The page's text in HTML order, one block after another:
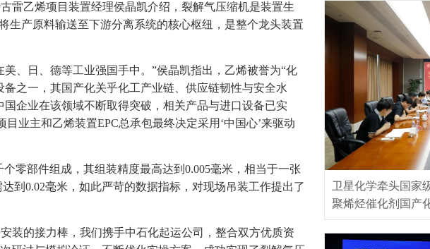
雷乙烯项目装置经理侯晶凯介绍，裂解气压缩机是装置生
生产原料输送至下游分离系统的核心枢纽，是整个龙头装置
、日、德等工业强国手中。”侯晶凯指出，乙烯被誉为“化
之一，其国产化关乎化工产业链、供应链韧性与安全水
企业在该领域不断取得突破，相关产品与进口设备已实
业主和乙烯装置EPC总承包最终决定采用‘中国心’来驱动
零部件组成，其组装精度最高达到0.005毫米，相当于一张
到0.02毫米，如此严苛的数据指标，对现场吊装工作提出了
装的接力棒，我们携手中石化起运公司，整合双方优质资
卫星化学牵头国家
聚烯烃催化剂国产